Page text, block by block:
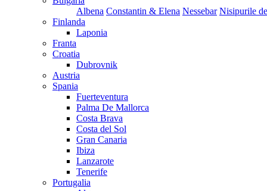
Albena Constantin & Elena Nessebar Nisipurile
Finlanda
Laponia
Franta
Croatia
Dubrovnik
Austria
Spania
Fuerteventura
Palma De Mallorca
Costa Brava
Costa del Sol
Gran Canaria
Ibiza
Lanzarote
Tenerife
Portugalia